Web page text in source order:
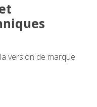
version de marque